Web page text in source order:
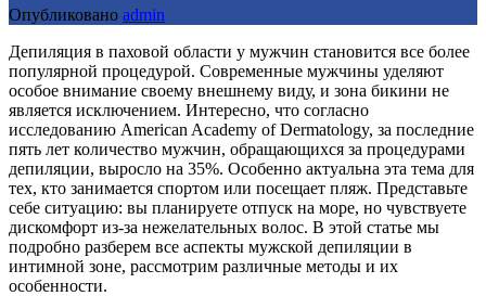
Опубликовано admin
Депиляция в паховой области у мужчин становится все более
популярной процедурой. Современные мужчины уделяют
особое внимание своему внешнему виду, и зона бикини не
является исключением. Интересно, что согласно
исследованию American Academy of Dermatology, за последние
пять лет количество мужчин, обращающихся за процедурами
депиляции, выросло на 35%. Особенно актуальна эта тема для
тех, кто занимается спортом или посещает пляж. Представьте
себе ситуацию: вы планируете отпуск на море, но чувствуете
дискомфорт из-за нежелательных волос. В этой статье мы
подробно разберем все аспекты мужской депиляции в
интимной зоне, рассмотрим различные методы и их
особенности.